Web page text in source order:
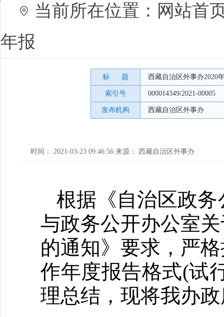
当前所在位置： 网站首
年报
标 题 西藏自治区外事办2020
索引号 000014349/2021-00005
发布机构 西藏自治区外事办
时间： 2021-03-23 09:46:56 来源： 西藏自治区外事办
根据《自治区政
与政务公开办公室
的通知》要求，严
作年度报告格式(试
理总结，现将我办